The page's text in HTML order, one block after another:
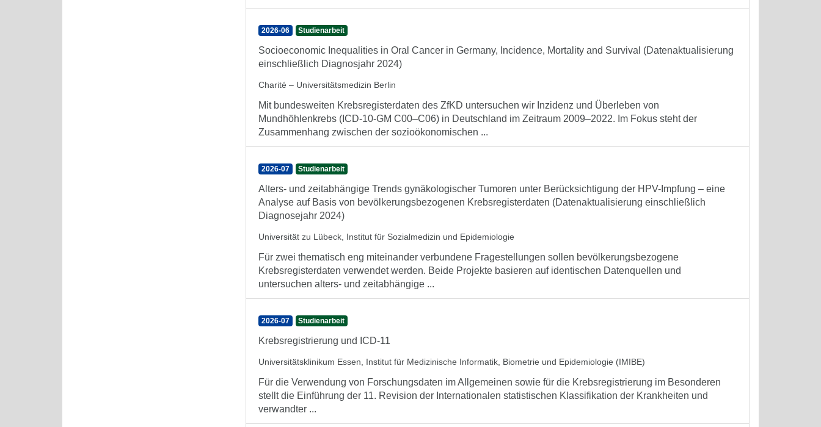
2026-06 Studienarbeit
Socioeconomic Inequalities in Oral Cancer in Germany, Incidence, Mortality and Survival (Datenaktualisierung
einschließlich Diagnosjahr 2024)
Charité – Universitätsmedizin Berlin
Mit bundesweiten Krebsregisterdaten des ZfKD untersuchen wir Inzidenz und Überleben von
Mundhöhlenkrebs (ICD-10-GM C00–C06) in Deutschland im Zeitraum 2009–2022. Im Fokus steht der
Zusammenhang zwischen der sozioökonomischen ...
2026-07 Studienarbeit
Alters- und zeitabhängige Trends gynäkologischer Tumoren unter Berücksichtigung der HPV-Impfung – eine
Analyse auf Basis von bevölkerungsbezogenen Krebsregisterdaten (Datenaktualisierung einschließlich
Diagnosejahr 2024)
Universität zu Lübeck, Institut für Sozialmedizin und Epidemiologie
Für zwei thematisch eng miteinander verbundene Fragestellungen sollen bevölkerungsbezogene
Krebsregisterdaten verwendet werden. Beide Projekte basieren auf identischen Datenquellen und
untersuchen alters- und zeitabhängige ...
2026-07 Studienarbeit
Krebsregistrierung und ICD-11
Universitätsklinikum Essen, Institut für Medizinische Informatik, Biometrie und Epidemiologie (IMIBE)
Für die Verwendung von Forschungsdaten im Allgemeinen sowie für die Krebsregistrierung im Besonderen
stellt die Einführung der 11. Revision der Internationalen statistischen Klassifikation der Krankheiten und
verwandter ...